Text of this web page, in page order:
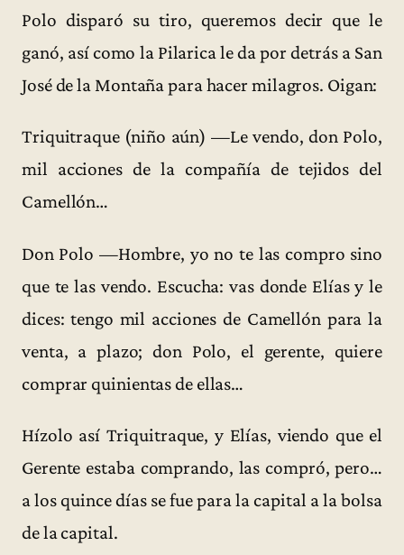
Polo disparó su tiro, queremos decir que le
ganó, así como la Pilarica le da por detrás a San
José de la Montaña para hacer milagros. Oigan:
Triquitraque (niño aún) —Le vendo, don Polo,
mil acciones de la compañía de tejidos del
Camellón…
Don Polo —Hombre, yo no te las compro sino
que te las vendo. Escucha: vas donde Elías y le
dices: tengo mil acciones de Camellón para la
venta, a plazo; don Polo, el gerente, quiere
comprar quinientas de ellas…
Hízolo así Triquitraque, y Elías, viendo que el
Gerente estaba comprando, las compró, pero…
a los quince días se fue para la capital a la bolsa
de la capital.